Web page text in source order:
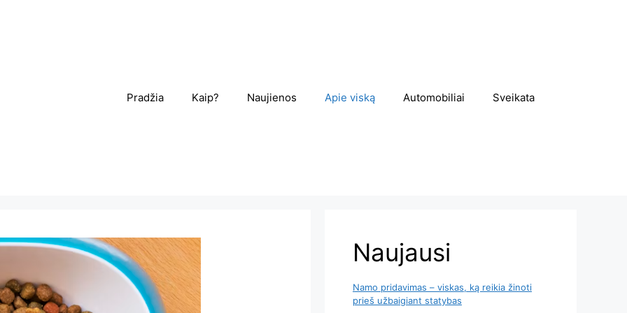
Pradžia Kaip? Naujienos Apie viską Automobiliai Sveikata
Naujausi
Namo pridavimas – viskas, ką reikia žinoti
prieš užbaigiant statybas